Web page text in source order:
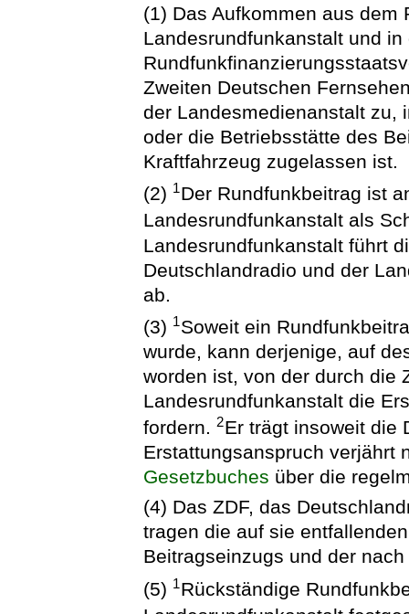
(1) Das Aufkommen aus dem
Landesrundfunkanstalt und in
Zweiten Deutschen
der Landesmedienanstalt zu,
oder die Betriebsstätte des
Kraftfahrzeug zugelassen ist.
(2) 1Der Rundfunkbeitrag ist
Landesrundfunkanstalt als
Landesrundfunkanstalt führt
Deutschlandradio und der
ab.
(3) 1Soweit ein
wurde, kann derjenige, auf
worden ist, von der durch die
Landesrundfunkanstalt die
fordern.2Er trägt insoweit die
Erstattungsanspruch verjährt
Gesetzbuches über die
(4) Das ZDF, das
tragen die auf sie
Beitragseinzugs und der
(5) 1Rückständige